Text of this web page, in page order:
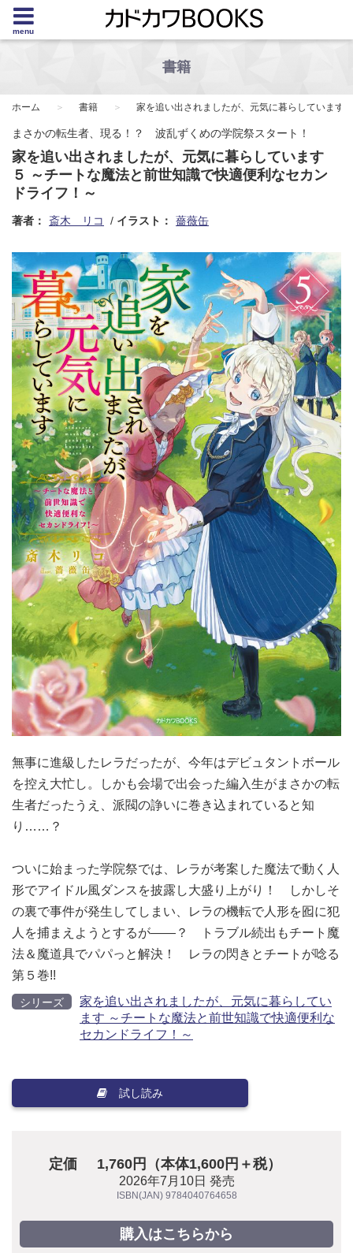
menu
書籍
ホーム 書籍 家を追い出されましたが、元気に暮らしています
まさかの転生者、現る！？ 波乱ずくめの学院祭スタート！
家を追い出されましたが、元気に暮らしています
５ ～チートな魔法と前世知識で快適便利なセカン
ドライフ！～
著者： 斎木 リコ イラスト： 薔薇缶
無事に進級したレラだったが、今年はデビュタントボール
を控え大忙し。しかも会場で出会った編入生がまさかの転
生者だったうえ、派閥の諍いに巻き込まれていると知
り……？
ついに始まった学院祭では、レラが考案した魔法で動く人
形でアイドル風ダンスを披露し大盛り上がり！ しかしそ
の裏で事件が発生してしまい、レラの機転で人形を囮に犯
人を捕まえようとするが――？ トラブル続出もチート魔
法＆魔道具でパパっと解決！ レラの閃きとチートが唸る
第５巻!!
シリーズ
家を追い出されましたが、元気に暮らしてい
ます ～チートな魔法と前世知識で快適便利な
セカンドライフ！～
試し読み
定価 1,760円（本体1,600円＋税）
2026年7月10日 発売
ISBN(JAN) 9784040764658
購入はこちらから